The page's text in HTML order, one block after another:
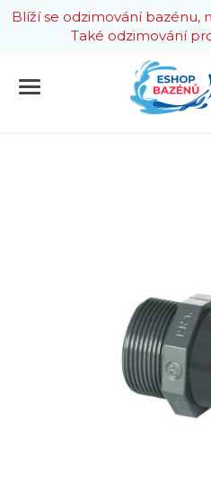
Blíží se odzimování bazénu,
Také odzimování